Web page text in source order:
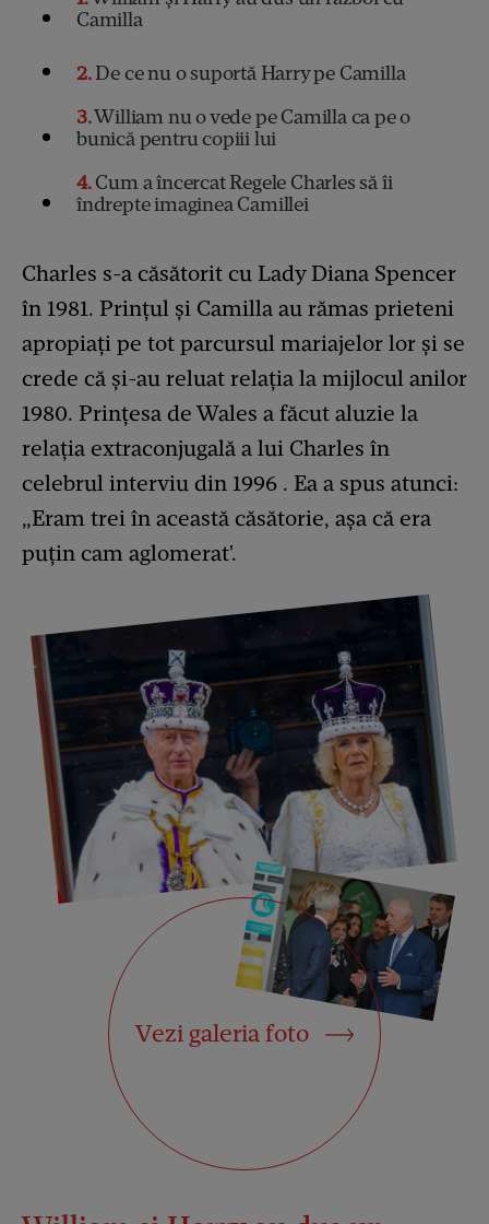
Camilla
2De ce nu o suportă Harry pe Camilla
3William nu o vede pe Camilla ca pe o
bunică pentru copiii lui
4Cum a încercat Regele Charles să îi
îndrepte imaginea Camillei
Charles s-a căsătorit cu Lady Diana Spencer
în 1981. Prinţul şi Camilla au rămas prieteni
apropiaţi pe tot parcursul mariajelor lor şi se
crede că şi-au reluat relaţia la mijlocul anilor
1980. Prinţesa de Wales a făcut aluzie la
relaţia extraconjugală a lui Charles în
celebrul interviu din 1996 . Ea a spus atunci:
„Eram trei în această căsătorie, aşa că era
puţin cam aglomerat'.
Vezi galeria foto